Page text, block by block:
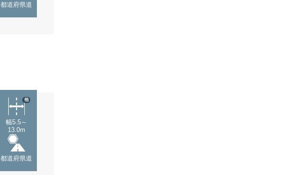
都道府県道
幅5.5～
13.0m
他
都道府県道